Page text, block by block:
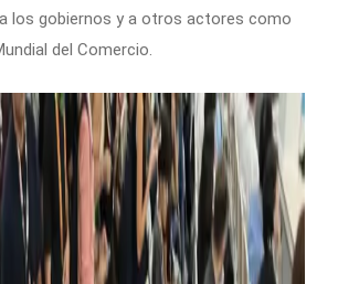
los gobiernos y a otros actores como
del Comercio.